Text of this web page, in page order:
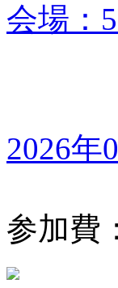
会場：
2026年
参加費